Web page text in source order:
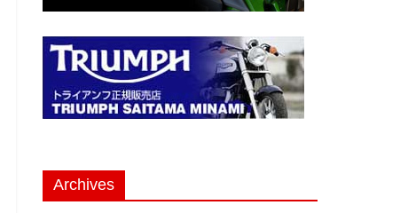
Archives